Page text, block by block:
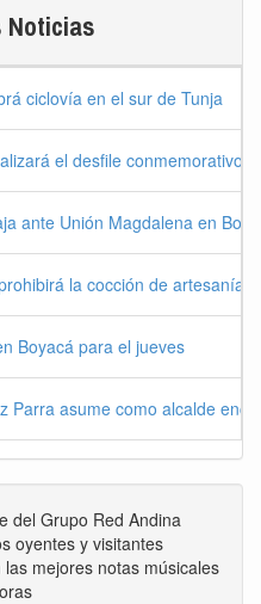
ciclovía en el sur de Tunja
el desfile conmemorativo
ante Unión Magdalena en
la cocción de
Boyacá para el jueves
Parra asume como alcalde
del Grupo Red Andina
oyentes y visitantes
mejores notas músicales